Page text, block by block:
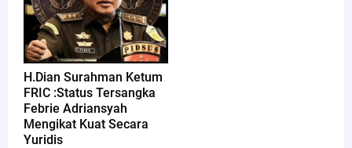
H.Dian Surahman Ketum
FRIC :Status Tersangka
Febrie Adriansyah
Mengikat Kuat Secara
Yuridis